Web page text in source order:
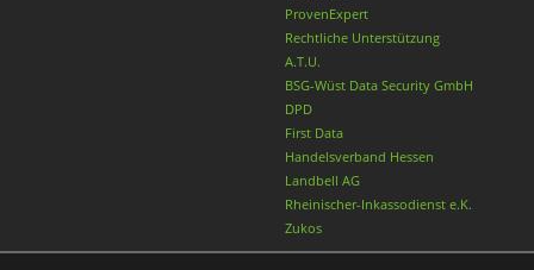
ProvenExpert
Rechtliche Unterstützung
A.T.U.
BSG-Wüst Data Security GmbH
DPD
First Data
Handelsverband Hessen
Landbell AG
Rheinischer-Inkassodienst e.K.
Zukos